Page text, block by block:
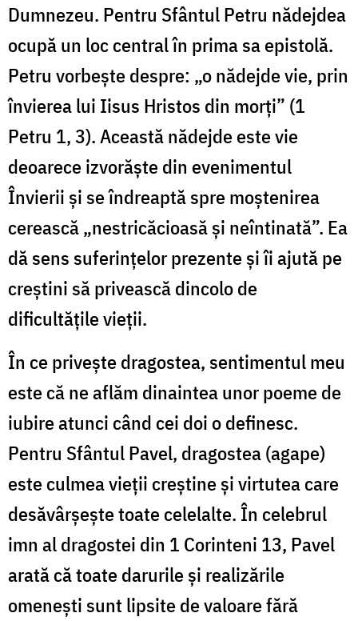
Dumnezeu. Pentru Sfântul Petru nădejdea
ocupă un loc central în prima sa epistolă.
Petru vorbește despre: „o nădejde vie, prin
învierea lui Iisus Hristos din morți” (1
Petru 1, 3). Această nădejde este vie
deoarece izvorăște din evenimentul
Învierii și se îndreaptă spre moștenirea
cerească „nestricăcioasă și neîntinată”. Ea
dă sens suferințelor prezente și îi ajută pe
creștini să privească dincolo de
dificultățile vieții.
În ce privește dragostea, sentimentul meu
este că ne aflăm dinaintea unor poeme de
iubire atunci când cei doi o definesc.
Pentru Sfântul Pavel, dragostea (agape)
este culmea vieții creștine și virtutea care
desăvârșește toate celelalte. În celebrul
imn al dragostei din 1 Corinteni 13, Pavel
arată că toate darurile și realizările
omenești sunt lipsite de valoare fără